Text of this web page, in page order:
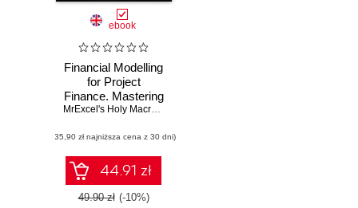
ebook
Financial Modelling
for Project
Finance. Mastering
Financial Models
Funding
Successful
Projects with
Confidence
MrExcel's Holy Macro! Books
(35,90 zł najniższa cena z 30 dni)
44.91 zł
49.90 zł (-10%)